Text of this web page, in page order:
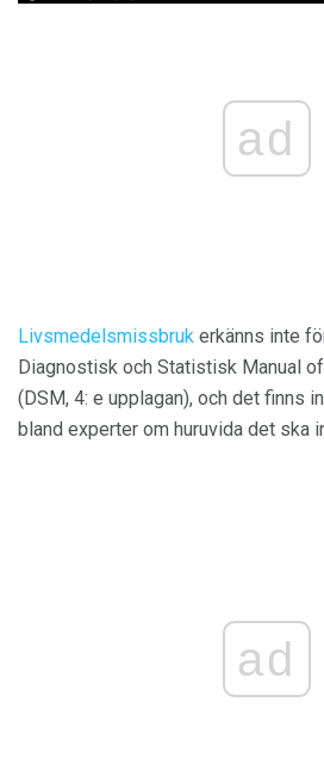
ad
Livsmedelsmissbruk erkänns inte
Diagnostisk och Statistisk Manual
(DSM, 4: e upplagan), och det finns
bland experter om huruvida det ska
ad